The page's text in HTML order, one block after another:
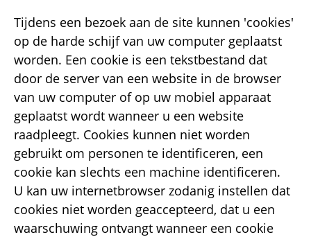
Tijdens een bezoek aan de site kunnen 'cookies'
op de harde schijf van uw computer geplaatst
worden. Een cookie is een tekstbestand dat
door de server van een website in de browser
van uw computer of op uw mobiel apparaat
geplaatst wordt wanneer u een website
raadpleegt. Cookies kunnen niet worden
gebruikt om personen te identificeren, een
cookie kan slechts een machine identificeren.
U kan uw internetbrowser zodanig instellen dat
cookies niet worden geaccepteerd, dat u een
waarschuwing ontvangt wanneer een cookie